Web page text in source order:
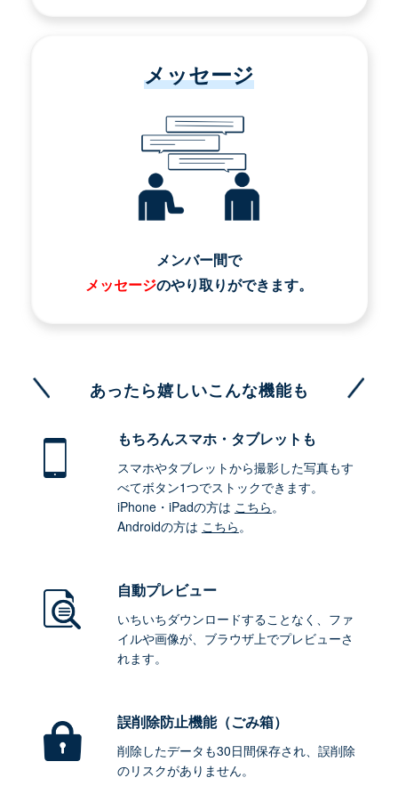
メッセージ
メンバー間で
メッセージのやり取りができます。
あったら嬉しいこんな機能も
もちろんスマホ・タブレットも
スマホやタブレットから撮影した写真もす
べてボタン1つでストックできます。
iPhone・iPadの方は こちら。
Androidの方は こちら。
自動プレビュー
いちいちダウンロードすることなく、ファ
イルや画像が、ブラウザ上でプレビューさ
れます。
誤削除防止機能（ごみ箱）
削除したデータも30日間保存され、誤削除
のリスクがありません。